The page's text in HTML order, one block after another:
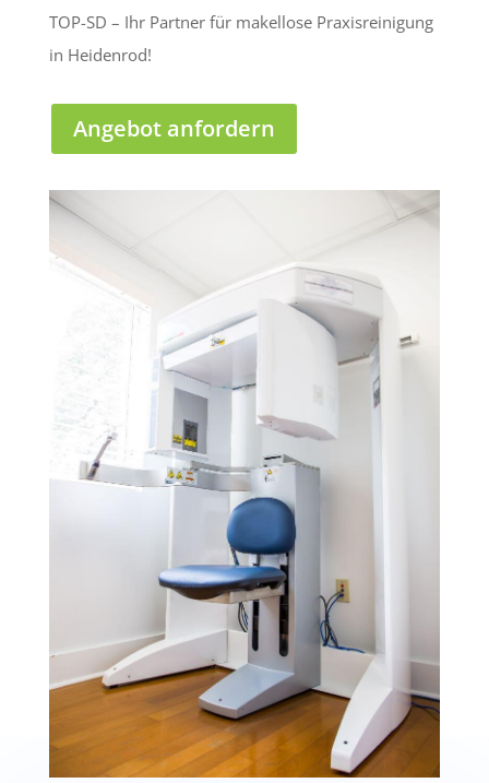
TOP-SD – Ihr Partner für makellose Praxisreinigung
in Heidenrod!
Angebot anfordern